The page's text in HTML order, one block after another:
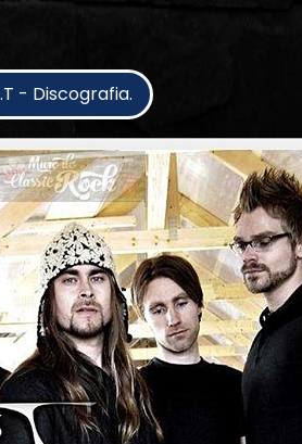
- Discografia.